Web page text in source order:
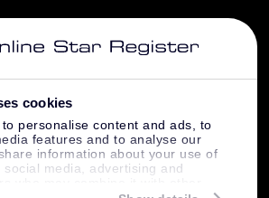
cookies
personalise content and ads, to
features and to analyse our
information about your use of
media, advertising and